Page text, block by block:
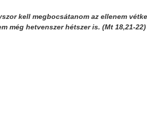
kell megbocsátanom az ellenem
még hetvenszer hétszer is. (Mt 18,21-22)